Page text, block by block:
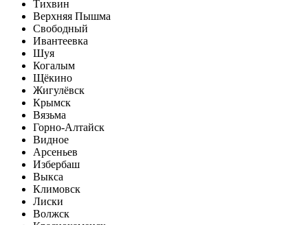
Тихвин
Верхняя Пышма
Свободный
Ивантеевка
Шуя
Когалым
Щёкино
Жигулёвск
Крымск
Вязьма
Горно-Алтайск
Видное
Арсеньев
Избербаш
Выкса
Климовск
Лиски
Волжск